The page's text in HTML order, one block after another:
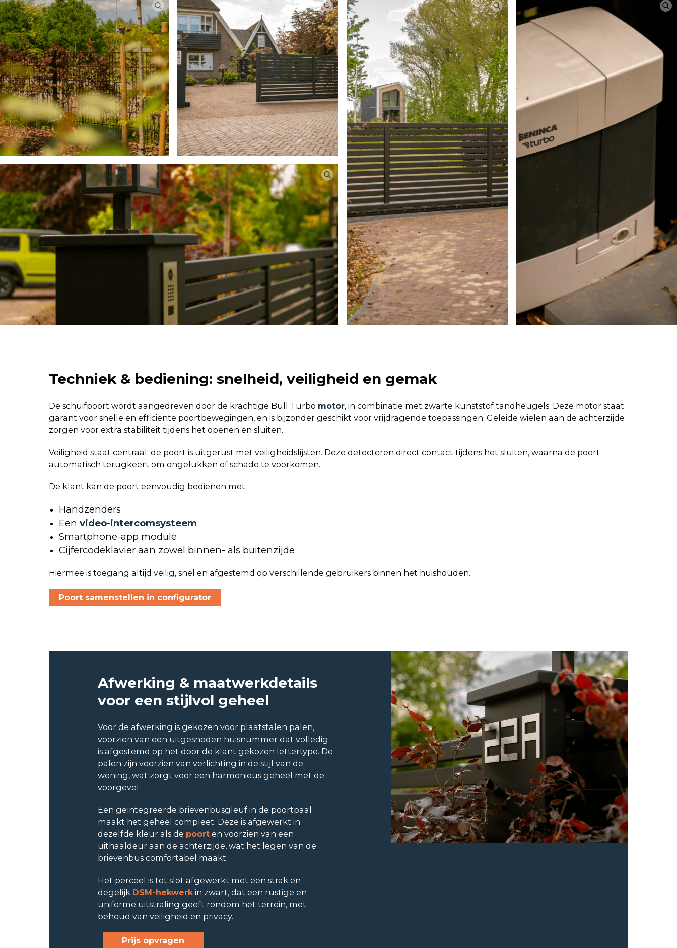
Techniek & bediening: snelheid, veiligheid en gemak
De schuifpoort wordt aangedreven door de krachtige Bull Turbo motor, in combinatie met zwarte kunststof tandheugels. Deze motor staat
garant voor snelle en efficiënte poortbewegingen, en is bijzonder geschikt voor vrijdragende toepassingen. Geleide wielen aan de achterzijde
zorgen voor extra stabiliteit tijdens het openen en sluiten.
Veiligheid staat centraal: de poort is uitgerust met veiligheidslijsten. Deze detecteren direct contact tijdens het sluiten, waarna de poort
automatisch terugkeert om ongelukken of schade te voorkomen.
De klant kan de poort eenvoudig bedienen met:
Handzenders
Een video-intercomsysteem
Smartphone-app module
Cijfercodeklavier aan zowel binnen- als buitenzijde
Hiermee is toegang altijd veilig, snel en afgestemd op verschillende gebruikers binnen het huishouden.
Poort samenstellen in configurator
Afwerking & maatwerkdetails
voor een stijlvol geheel
Voor de afwerking is gekozen voor plaatstalen palen,
voorzien van een uitgesneden huisnummer dat volledig
is afgestemd op het door de klant gekozen lettertype. De
palen zijn voorzien van verlichting in de stijl van de
woning, wat zorgt voor een harmonieus geheel met de
voorgevel.
Een geïntegreerde brievenbusgleuf in de poortpaal
maakt het geheel compleet. Deze is afgewerkt in
dezelfde kleur als de poort en voorzien van een
uithaaldeur aan de achterzijde, wat het legen van de
brievenbus comfortabel maakt.
Het perceel is tot slot afgewerkt met een strak en
degelijk DSM-hekwerkin zwart, dat een rustige en
uniforme uitstraling geeft rondom het terrein, met
behoud van veiligheid en privacy.
Prijs opvragen